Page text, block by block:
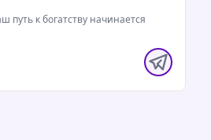
путь к богатству начинается